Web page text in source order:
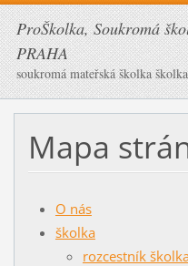
ProŠkolka, Soukromá
PRAHA
soukromá mateřská školka
Mapa
O nás
školka
rozcestník